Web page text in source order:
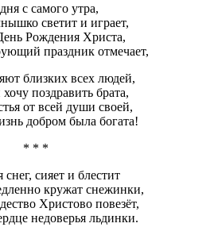
с самого утра,
светит и играет,
Рождения Христа,
праздник отмечает,
близких всех людей,
поздравить брата,
от всей души своей,
добром была богата!
* * *
снег, сияет и блестит
кружат снежинки,
Христово повезёт,
недоверья льдинки.